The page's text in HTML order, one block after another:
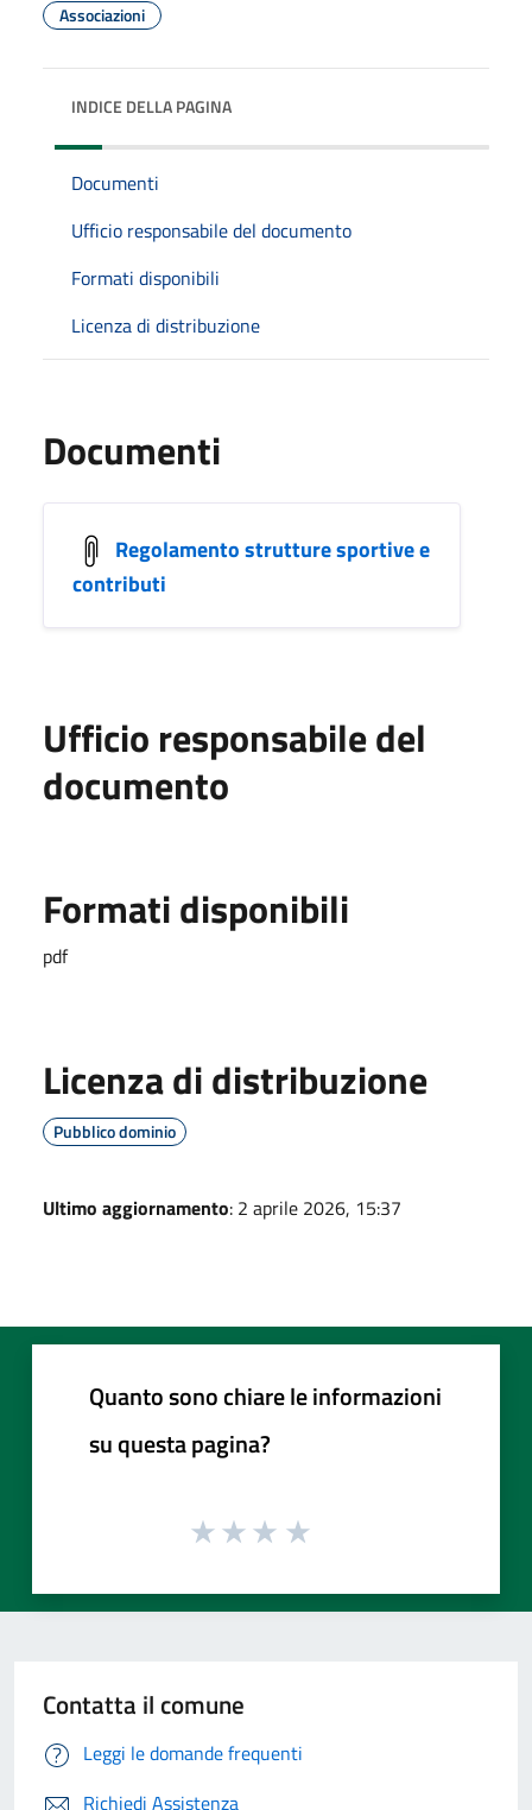
Associazioni
INDICE DELLA PAGINA
Documenti
Ufficio responsabile del documento
Formati disponibili
Licenza di distribuzione
Documenti
Regolamento strutture sportive e
contributi
Ufficio responsabile del
documento
Formati disponibili
pdf
Licenza di distribuzione
Pubblico dominio
Ultimo aggiornamento: 2 aprile 2026, 15:37
Quanto sono chiare le informazioni
su questa pagina?
Contatta il comune
Leggi le domande frequenti
Richiedi Assistenza